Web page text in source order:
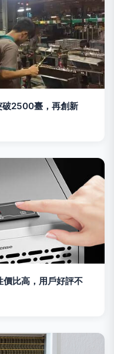
破2500臺，再創新
比高，用戶好評不